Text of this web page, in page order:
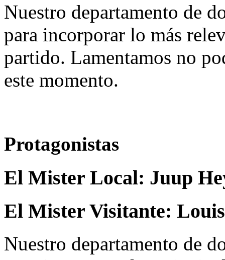
Nuestro departamento de
para incorporar lo más
partido. Lamentamos no
este momento.
Protagonistas
El Mister Local: Juup
El Mister Visitante:
Nuestro departamento de